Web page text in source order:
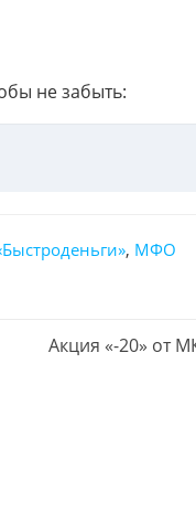
не забыть:
, МФО
С
Акция «-20» от